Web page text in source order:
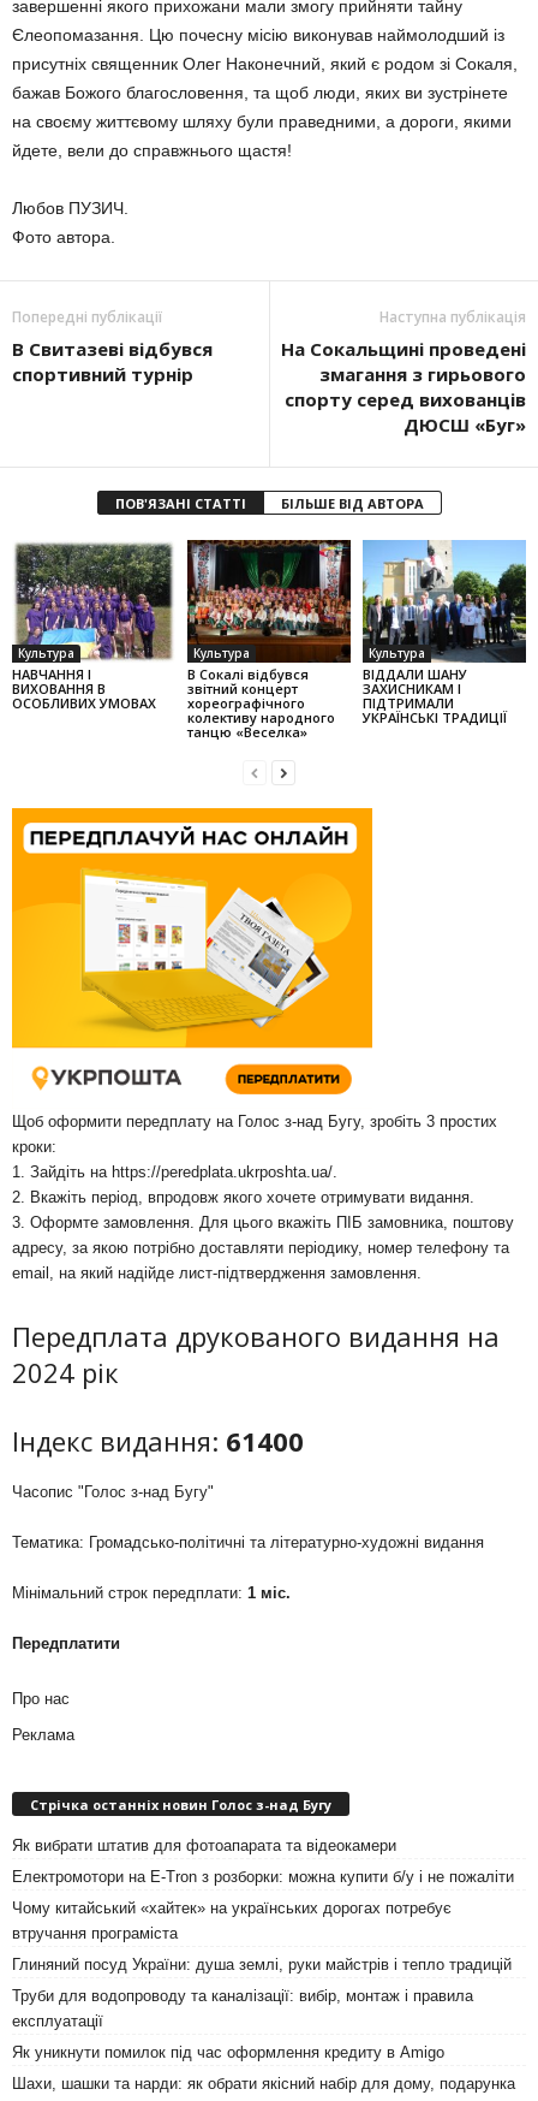
завершенні якого прихожани мали змогу прийняти тайну
Єлеопомазання. Цю почесну місію виконував наймолодший із
присутніх священник Олег Наконечний, який є родом зі Сокаля,
бажав Божого благословення, та щоб люди, яких ви зустрінете
на своєму життєвому шляху були праведними, а дороги, якими
йдете, вели до справжнього щастя!
Любов ПУЗИЧ.
Фото автора.
Попередні публікації
В Свитазеві відбувся
спортивний турнір
Наступна публікація
На Сокальщині проведені
змагання з гирьового
спорту серед вихованців
ДЮСШ «Буг»
ПОВ'ЯЗАНІ СТАТТІ БІЛЬШЕ ВІД АВТОРА
Культура
НАВЧАННЯ І
ВИХОВАННЯ В
ОСОБЛИВИХ УМОВАХ
Культура
В Сокалі відбувся
звітний концерт
хореографічного
колек­тиву народного
танцю «Веселка»
Культура
ВІДДАЛИ ШАНУ
ЗАХИСНИКАМ І
ПІДТРИМАЛИ
УКРАЇНСЬКІ ТРАДИЦІЇ
Щоб оформити передплату на Голос з-над Бугу, зробіть 3 простих
кроки:
1. Зайдіть на https://peredplata.ukrposhta.ua/
2. Вкажіть період, впродовж якого хочете отримувати видання.
3. Оформте замовлення. Для цього вкажіть ПІБ замовника, поштову
адресу, за якою потрібно доставляти періодику, номер телефону та
email, на який надійде лист-підтвердження замовлення.
Передплата друкованого видання на
2024 рік
Індекс видання: 61400
Часопис "Голос з-над Бугу"
Тематика: Громадсько-політичні та літературно-художні видання
Мінімальний строк передплати: 1 міс.
Передплатити
Про нас
Реклама
Стрічка останніх новин Голос з-над Бугу
Як вибрати штатив для фотоапарата та відеокамери
Електромотори на E-Tron з розборки: можна купити б/у і не пожаліти
Чому китайський «хайтек» на українських дорогах потребує
втручання програміста
Глиняний посуд України: душа землі, руки майстрів і тепло традицій
Труби для водопроводу та каналізації: вибір, монтаж і правила
експлуатації
Як уникнути помилок під час оформлення кредиту в Amigo
Шахи, шашки та нарди: як обрати якісний набір для дому, подарунка